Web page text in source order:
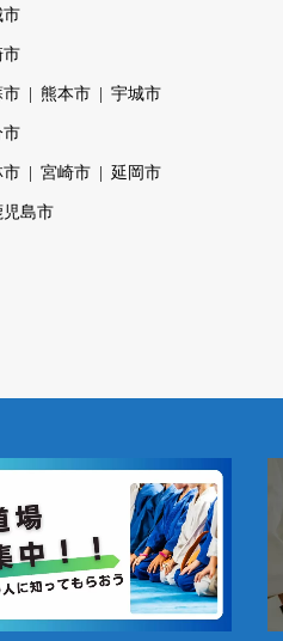
市
市
市 熊本市 宇城市
市
市 宮崎市 延岡市
児島市